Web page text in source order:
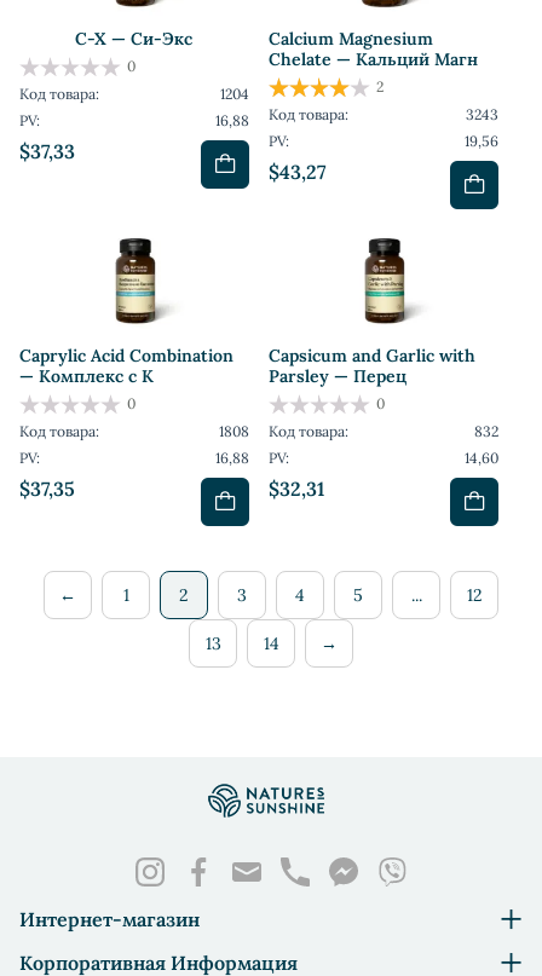
C-X — Си-Экс
$37,33
0
Код товара:
1204
PV:
16,88
Calcium Magnesium
Chelate — Кальций Магн
$43,27
2
Код товара:
3243
PV:
19,56
Caprylic Acid Combination
— Комплекс с К
$37,35
0
Код товара:
1808
PV:
16,88
Capsicum and Garlic with
Parsley — Перец
$32,31
0
Код товара:
832
PV:
14,60
← 1 2 3 4 5 ... 12
13 14 →
Интернет-магазин
Корпоративная Информация